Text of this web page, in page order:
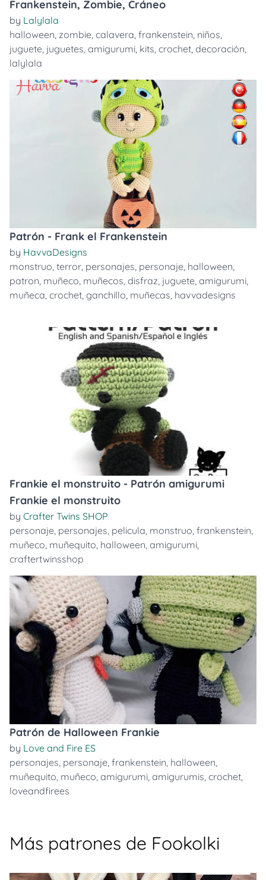
Frankenstein, Zombie, Cráneo
by Lalylala
halloween, zombie, calavera, frankenstein, niños,
juguete, juguetes, amigurumi, kits, crochet, decoración,
lalylala
Patrón - Frank el Frankenstein
by HavvaDesigns
monstruo, terror, personajes, personaje, halloween,
patron, muñeco, muñecos, disfraz, juguete, amigurumi,
muñeca, crochet, ganchillo, muñecas, havvadesigns
Frankie el monstruito - Patrón amigurumi
Frankie el monstruito
by Crafter Twins SHOP
personaje, personajes, pelicula, monstruo, frankenstein,
muñeco, muñequito, halloween, amigurumi,
craftertwinsshop
Patrón de Halloween Frankie
by Love and Fire ES
personajes, personaje, frankenstein, halloween,
muñequito, muñeco, amigurumi, amigurumis, crochet,
loveandfirees
Más patrones de Fookolki